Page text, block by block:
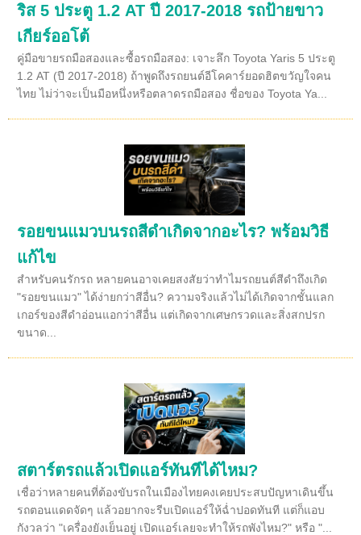
ริส 5 ประตู 1.2 AT ปี 2017-2018 รถป้ายขาว
เกียร์ออโต้
คู่มือขายรถมือสองและซื้อรถมือสอง: เจาะลึก Toyota Yaris 5 ประตู
1.2 AT (ปี 2017-2018) ถ้าพูดถึงรถยนต์อีโคคาร์ยอดฮิตขวัญใจคน
ไทย ไม่ว่าจะเป็นมือหนึ่งหรือตลาดรถมือสอง ชื่อของ Toyota Ya...
รอยขนแมวบนรถสีดำเกิดจากอะไร? พร้อมวิธี
แก้ไข
สำหรับคนรักรถ หลายคนอาจเคยสงสัยว่าทำไมรถยนต์สีดำถึงเกิด
"รอยขนแมว" ได้ง่ายกว่าสีอื่น? ความจริงแล้วไม่ได้เกิดจากชั้นแลก
เกอร์ของสีดำอ่อนแอกว่าสีอื่น แต่เกิดจากเศษกรวดและสิ่งสกปรก
ขนาด...
สตาร์ตรถแล้วเปิดแอร์ทันทีได้ไหม?
เชื่อว่าหลายคนที่ต้องขับรถในเมืองไทยคงเคยประสบปัญหาเดินขึ้น
รถตอนแดดจัดๆ แล้วอยากจะรีบเปิดแอร์ให้ฉ่ำปอดทันที แต่ก็แอบ
กังวลว่า "เครื่องยังเย็นอยู่ เปิดแอร์เลยจะทำให้รถพังไหม?" หรือ "...